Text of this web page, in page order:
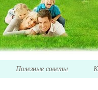
Полезные советы